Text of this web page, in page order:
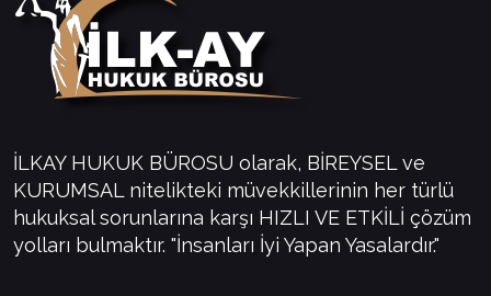
İLKAY HUKUK BÜROSU olarak, BİREYSEL ve
KURUMSAL nitelikteki müvekkillerinin her türlü
hukuksal sorunlarına karşı HIZLI VE ETKİLİ çözüm
yolları bulmaktır. "İnsanları İyi Yapan Yasalardır."